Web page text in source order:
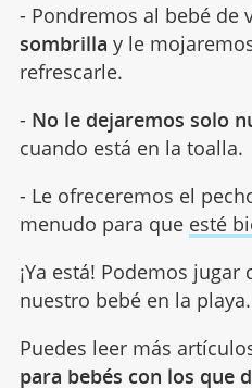
- Pondremos al bebé de
sombrilla y le
refrescarle.
- No le dejaremos solo
cuando está en la toalla.
- Le ofreceremos el
menudo para que esté
¡Ya está! Podemos
nuestro bebé en la
Puedes leer más
para bebés con los que